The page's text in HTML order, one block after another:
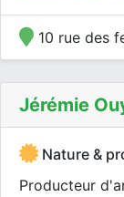
10 rue des
Jérémie
Nature &
Producteur